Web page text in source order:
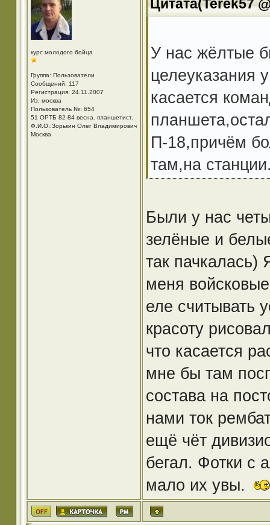
курс молодого бойца
Группа: Пользователи
Сообщений: 117
Регистрация: 24.11.2007
Из: москва
Пользователь №: 654
51 ОРТБ 82-84 весна. планшетист.
Ф.И.О.:Зорькин Олег Владимирович
Москва
Цитата(Terek57
У нас жёлтые
целеуказания
касается
П-18,причём
там,на
Были у нас
зелёные и
так пачкалась)
меня
еле считывать
красоту
что касается
мне бы там
состава на
нами ток
ещё чёт
бегал. Фотки с
мало их увы.